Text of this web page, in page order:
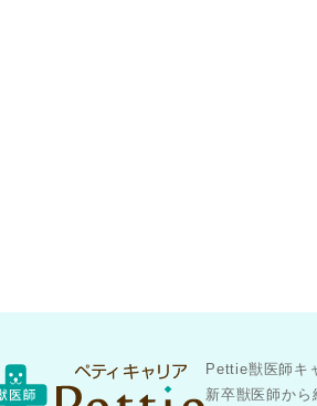
Pettie獣医師キ
新卒獣医師から